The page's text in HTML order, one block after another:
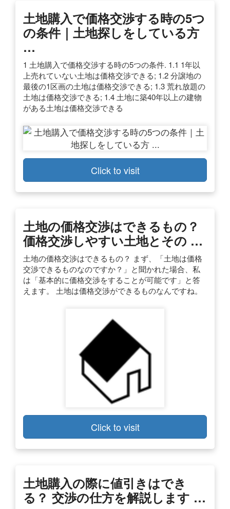
土地購入で価格交渉する時の5つ
の条件｜土地探しをしている方
…
1 土地購入で価格交渉する時の5つの条件. 1.1 1年以
上売れていない土地は価格交渉できる; 1.2 分譲地の
最後の1区画の土地は価格交渉できる; 1.3 荒れ放題の
土地は価格交渉できる; 1.4 土地に築40年以上の建物
がある土地は価格交渉できる
Click to visit
土地の価格交渉はできるもの？
価格交渉しやすい土地とその …
土地の価格交渉はできるもの？ まず、「土地は価格
交渉できるものなのですか？」と聞かれた場合、私
は「基本的に価格交渉をすることが可能です」と答
えます。 土地は価格交渉ができるものなんですね。
Click to visit
土地購入の際に値引きはでき
る？ 交渉の仕方を解説します …